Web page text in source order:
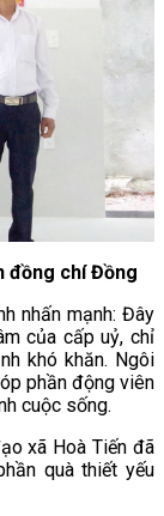
đồng chí Đồng
nhấn mạnh: Đây
của cấp uỷ, chỉ
khó khăn. Ngôi
phần động viên
cuộc sống.
xã Hoà Tiến đã
quà thiết yếu